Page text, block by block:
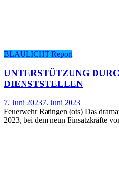
BLAULICHT Report
UNTER­STÜT­ZUNG
DIENSTSTELLEN
7. Juni 20237. Juni 2023
Feuerwehr Ratingen (ots) Das
2023, bei dem neun Einsatzkräfte